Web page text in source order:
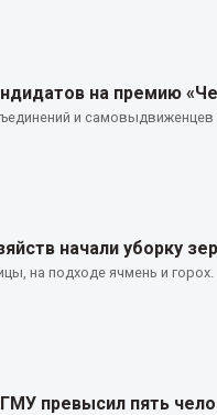
на премию
и
начали уборку
на подходе ячмень и горох.
превысил пять